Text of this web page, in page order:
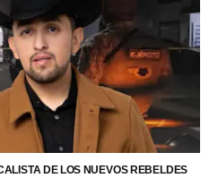
DE LOS NUEVOS REBELDES